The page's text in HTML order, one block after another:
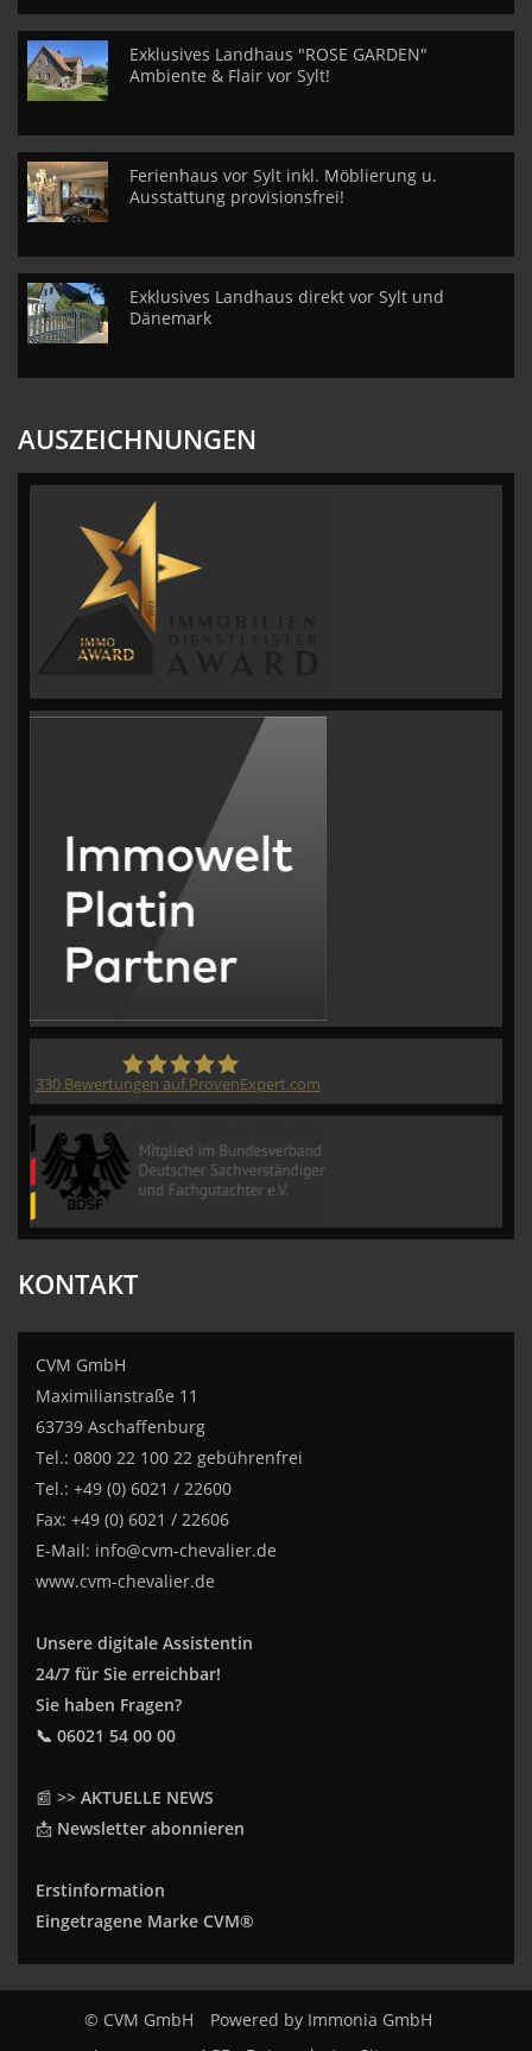
Exklusives Landhaus "ROSE GARDEN"
Ambiente & Flair vor Sylt!
Ferienhaus vor Sylt inkl. Möblierung u.
Ausstattung provisionsfrei!
Exklusives Landhaus direkt vor Sylt und
Dänemark
AUSZEICHNUNGEN
330 Bewertungen auf ProvenExpert.com
KONTAKT
CVM GmbH
Maximilianstraße 11
63739 Aschaffenburg
Tel.: 0800 22 100 22 gebührenfrei
Tel.: +49 (0) 6021 / 22600
Fax: +49 (0) 6021 / 22606
E-Mail: info@cvm-chevalier.de
www.cvm-chevalier.de
Unsere digitale Assistentin
24/7 für Sie erreichbar!
Sie haben Fragen?
📞 06021 54 00 00
📰 >> AKTUELLE NEWS
📩 Newsletter abonnieren
Erstinformation
Eingetragene Marke CVM®
© CVM GmbH Powered by Immonia GmbH